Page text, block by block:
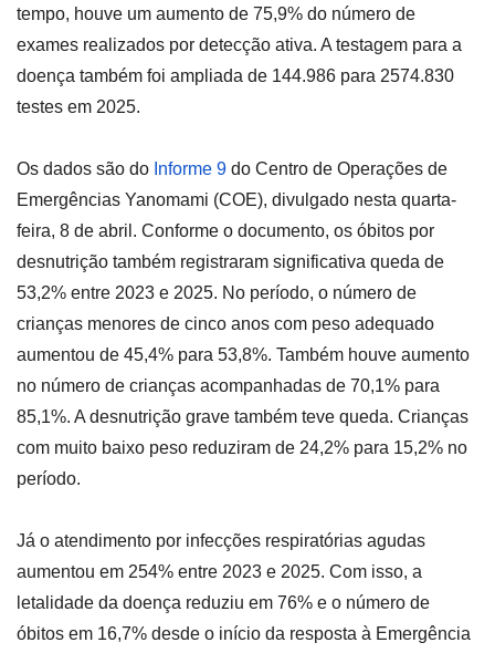
tempo, houve um aumento de 75,9% do número de
exames realizados por detecção ativa. A testagem para a
doença também foi ampliada de 144.986 para 2574.830
testes em 2025.
Os dados são do Informe 9 do Centro de Operações de
Emergências Yanomami (COE), divulgado nesta quarta-
feira, 8 de abril. Conforme o documento, os óbitos por
desnutrição também registraram significativa queda de
53,2% entre 2023 e 2025. No período, o número de
crianças menores de cinco anos com peso adequado
aumentou de 45,4% para 53,8%. Também houve aumento
no número de crianças acompanhadas de 70,1% para
85,1%. A desnutrição grave também teve queda. Crianças
com muito baixo peso reduziram de 24,2% para 15,2% no
período.
Já o atendimento por infecções respiratórias agudas
aumentou em 254% entre 2023 e 2025. Com isso, a
letalidade da doença reduziu em 76% e o número de
óbitos em 16,7% desde o início da resposta à Emergência